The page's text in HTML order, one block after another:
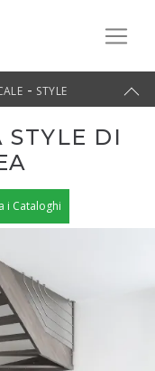
- STYLE
STYLE DI
i Cataloghi